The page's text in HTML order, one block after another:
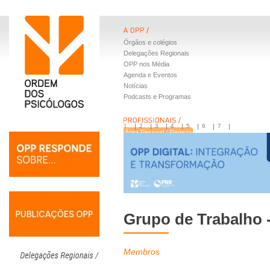
Órgãos e colégios
Delegações Regionais
OPP nos Média
Agenda e Eventos
Notícias
Podcasts e Programas
Área Pessoal / Registo
Recursos com evidência
Ano Profissional Júnior
Apoio à Investigação
1 2 3 4 5 6 7
Grupo de
Membros